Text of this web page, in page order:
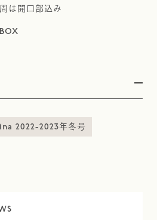
は開口部込み
2022-2023年冬号